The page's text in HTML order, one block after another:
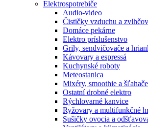
Elektrospotrebiče
Audio-video
Čističky vzduchu a
Domáce pekárne
Elektro príslušenstvo
Grily, sendvičovače a
Kávovary a espressá
Kuchynské roboty
Meteostanica
Mixéry, smoothie a šľahače
Ostatní drobné elektro
Rýchlovarné kanvice
Ryžovary a multifunkčné
Sušičky ovocia a